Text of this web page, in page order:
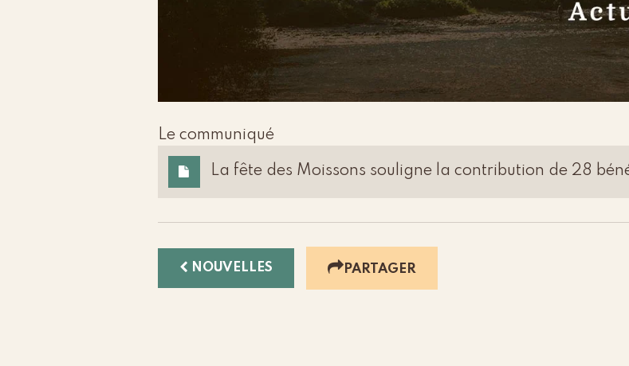
Le communiqué
La fête des Moissons souligne la contribution de 28
NOUVELLES PARTAGER